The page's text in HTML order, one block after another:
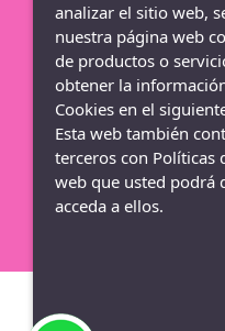
CC LOS ARCOS - AVND.DE
A16, SEVILLA - 41007 (Sevilla)
854 526 953
CC LAGOH - AVENIDA DE
A32, SEVILLA - 41014 (Sevilla)
M&R
analizar el sitio web,
nuestra página web
de productos o
obtener la
Cookies en el
Esta web también
terceros con Políticas
web que usted podrá
acceda a ellos.